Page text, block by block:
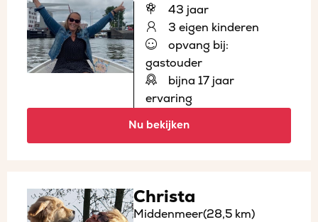
43 jaar
3 eigen kinderen
opvang bij:
gastouder
bijna 17 jaar
ervaring
Nu bekijken
Christa
Middenmeer(28,5 km)